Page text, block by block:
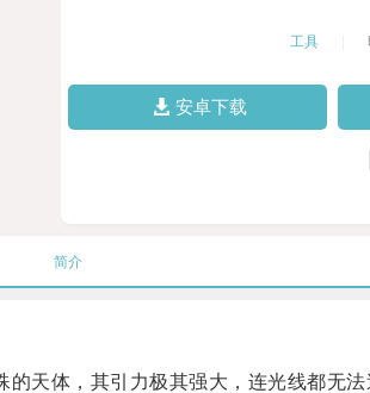
工具
安卓下载
简介
天体，其引力极其强大，连光线都无法